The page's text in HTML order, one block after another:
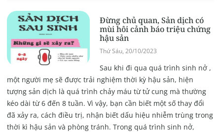
Đừng chủ quan, Sản dịch có
mùi hôi cảnh báo triệu chứng
hậu sản
Thứ Sáu, 20/10/2023
Sau khi đi qua quá trình sinh nở ,
một người mẹ sẽ được trải nghiệm thời kỳ hậu sản, hiện
tượng sản dịch là quá trình chảy máu từ tử cung mà thường
kéo dài từ 6 đến 8 tuần. Vì vậy, bạn cần biết một số thay đổi
đã xảy ra, cách điều trị, nhận biết dấu hiệu nhiễm trùng trong
thời kì hậu sản và phòng tránh. Trong quá trình sinh nở,